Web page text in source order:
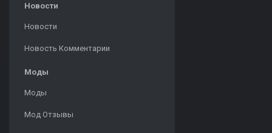
Новости
Новости
Новость Комментарии
Моды
Моды
Мод Отзывы